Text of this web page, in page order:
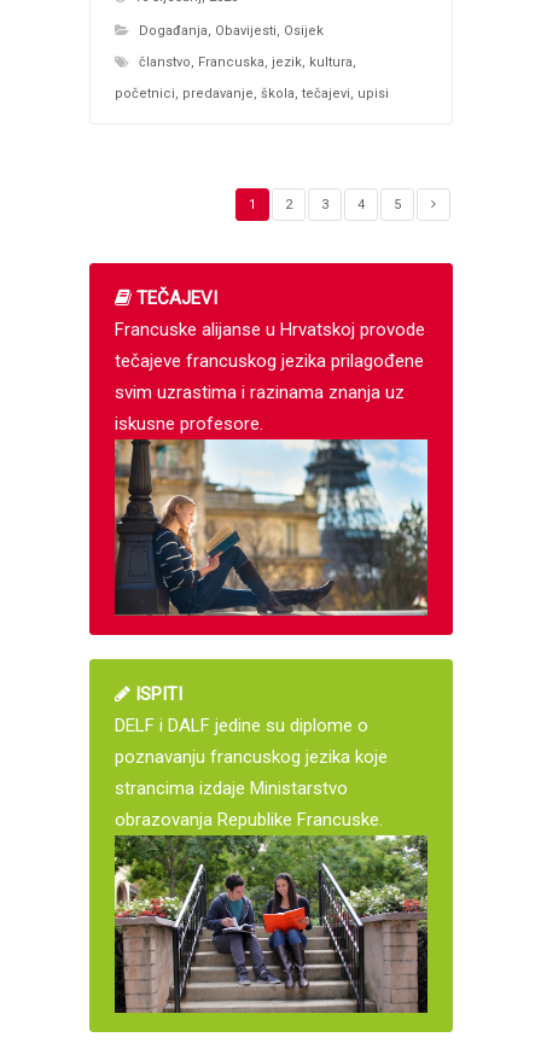
Događanja, Obavijesti, Osijek
članstvo, Francuska, jezik, kultura,
početnici, predavanje, škola, tečajevi, upisi
1 2 3 4 5
TEČAJEVI
Francuske alijanse u Hrvatskoj provode
tečajeve francuskog jezika prilagođene
svim uzrastima i razinama znanja uz
iskusne profesore.
ISPITI
DELF i DALF jedine su diplome o
poznavanju francuskog jezika koje
strancima izdaje Ministarstvo
obrazovanja Republike Francuske.